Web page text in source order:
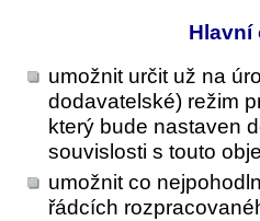
Hlavní
umožnit určit už na
dodavatelské) režim
který bude nastaven
souvislosti s touto
umožnit co
řádcích